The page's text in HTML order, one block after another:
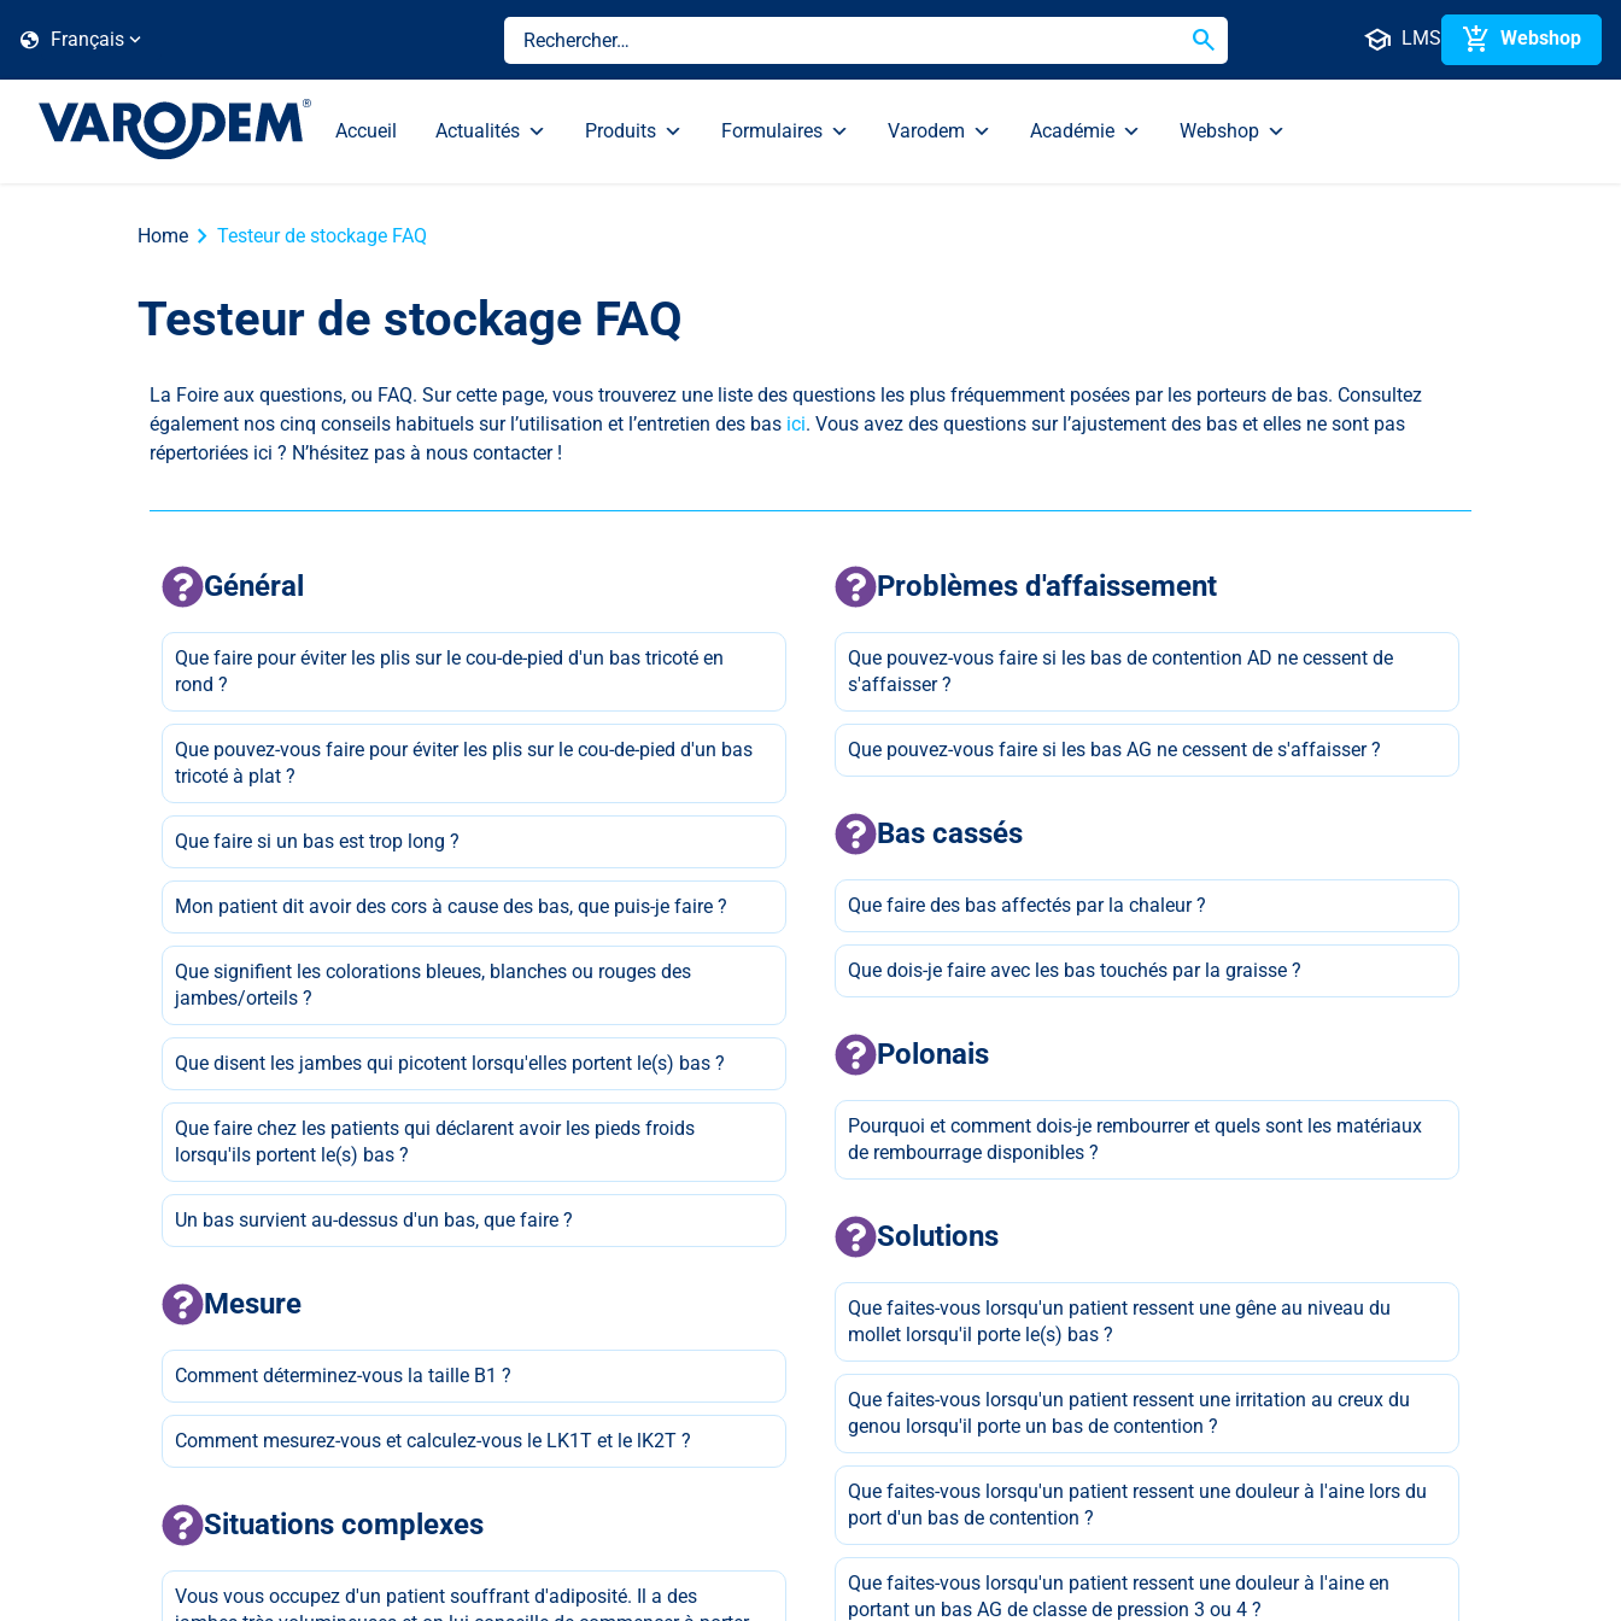
globe Français search school LMS add_shopping_cart Webshop
Accueil Actualités Produits Formulaires Varodem Académie Webshop
Home chevron_right Testeur de stockage FAQ
Testeur de stockage FAQ
La Foire aux questions, ou FAQ. Sur cette page, vous trouverez une liste des questions les plus fréquemment posées par les porteurs de bas. Consultez
également nos cinq conseils habituels sur l’utilisation et l’entretien des bas ici. Vous avez des questions sur l’ajustement des bas et elles ne sont pas
répertoriées ici ? N’hésitez pas à nous contacter !
Général
Que faire pour éviter les plis sur le cou-de-pied d'un bas tricoté en
rond ?
Que pouvez-vous faire pour éviter les plis sur le cou-de-pied d'un bas
tricoté à plat ?
Que faire si un bas est trop long ?
Mon patient dit avoir des cors à cause des bas, que puis-je faire ?
Que signifient les colorations bleues, blanches ou rouges des
jambes/orteils ?
Que disent les jambes qui picotent lorsqu'elles portent le(s) bas ?
Que faire chez les patients qui déclarent avoir les pieds froids
lorsqu'ils portent le(s) bas ?
Un bas survient au-dessus d'un bas, que faire ?
Mesure
Comment déterminez-vous la taille B1 ?
Comment mesurez-vous et calculez-vous le LK1T et le lK2T ?
Situations complexes
Vous vous occupez d'un patient souffrant d'adiposité. Il a des
Problèmes d'affaissement
Que pouvez-vous faire si les bas de contention AD ne cessent de
s'affaisser ?
Que pouvez-vous faire si les bas AG ne cessent de s'affaisser ?
Bas cassés
Que faire des bas affectés par la chaleur ?
Que dois-je faire avec les bas touchés par la graisse ?
Polonais
Pourquoi et comment dois-je rembourrer et quels sont les matériaux
de rembourrage disponibles ?
Solutions
Que faites-vous lorsqu'un patient ressent une gêne au niveau du
mollet lorsqu'il porte le(s) bas ?
Que faites-vous lorsqu'un patient ressent une irritation au creux du
genou lorsqu'il porte un bas de contention ?
Que faites-vous lorsqu'un patient ressent une douleur à l'aine lors du
port d'un bas de contention ?
Que faites-vous lorsqu'un patient ressent une douleur à l'aine en
portant un bas AG de classe de pression 3 ou 4 ?